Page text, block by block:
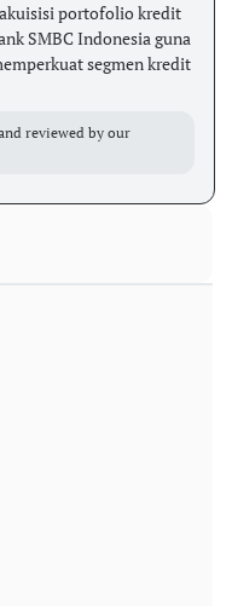
portofolio kredit
SMBC Indonesia guna
segmen kredit
reviewed by our